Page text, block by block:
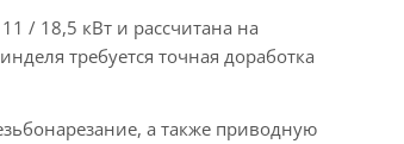
/ 18,5 кВт и рассчитана на
требуется точная доработка
а также приводную